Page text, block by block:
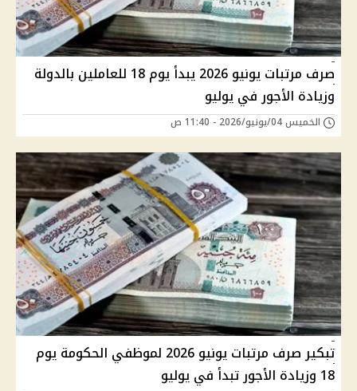
صرف مرتبات يونيو 2026 يبدأ يوم 18 للعاملين بالدولة
وزيادة الأجور في يوليو
الخميس 04/يونيو/2026 - 11:40 ص
تبكير صرف مرتبات يونيو 2026 لموظفي الحكومة يوم
18 وزيادة الأجور تبدأ في يوليو